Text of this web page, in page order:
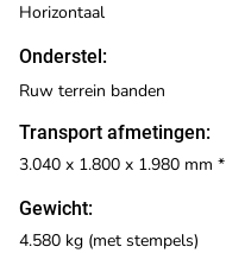
Transport afmetingen:
Gewicht:
Horizontaal
3.040 x 1.800 x 1.980 mm *
4.580 kg (met stempels)
Onderstel:
Ruw terrein banden